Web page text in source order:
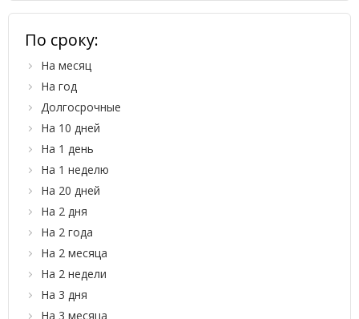
По сроку:
На месяц
На год
Долгосрочные
На 10 дней
На 1 день
На 1 неделю
На 20 дней
На 2 дня
На 2 года
На 2 месяца
На 2 недели
На 3 дня
На 3 месяца